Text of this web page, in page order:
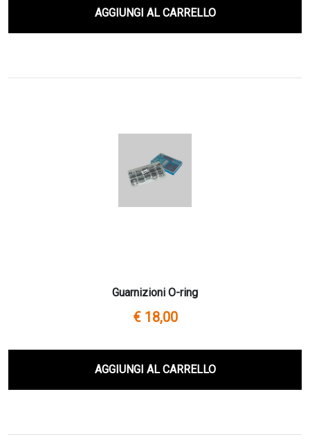
AGGIUNGI AL CARRELLO
Guarnizioni O-ring
€ 18,00
AGGIUNGI AL CARRELLO